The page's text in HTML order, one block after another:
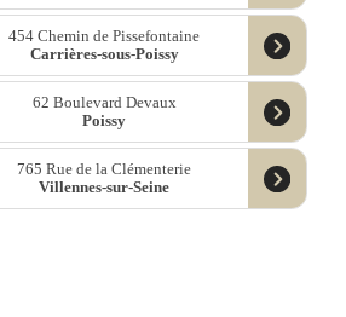
454 Chemin de Pissefontaine
Carrières-sous-Poissy
62 Boulevard Devaux
Poissy
765 Rue de la Clémenterie
Villennes-sur-Seine